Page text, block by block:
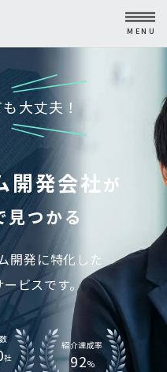
大丈夫！
開発会社が
見つかる
開発に特化した
ビスです。
社
紹介達成率
92%